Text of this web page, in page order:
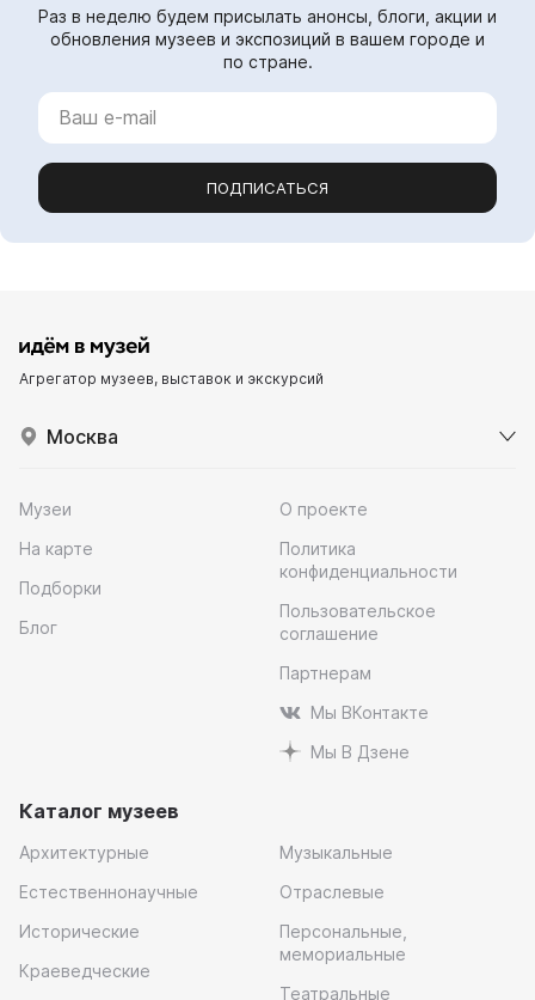
Раз в неделю будем присылать анонсы, блоги, акции и
обновления музеев и экспозиций в вашем городе и
по стране.
ПОДПИСАТЬСЯ
Агрегатор музеев, выставок и экскурсий
Москва
Музеи
На карте
Подборки
Блог
О проекте
Политика
конфиденциальности
Пользовательское
соглашение
Партнерам
Мы ВКонтакте
Мы В Дзене
Каталог музеев
Архитектурные
Естественнонаучные
Исторические
Краеведческие
Музыкальные
Отраслевые
Персональные,
мемориальные
Театральные